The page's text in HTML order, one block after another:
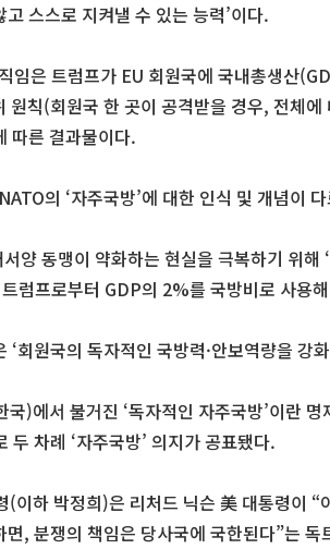
스스로 지켜낼 수 있는 능력’이다.
임은 트럼프가 EU 회원국에 국내총생산
원칙(회원국 한 곳이 공격받을 경우, 전체
따른 결과물이다.
의 ‘자주국방’에 대한 인식 및 개념이
서양 동맹이 약화하는 현실을 극복하기 위
럼프로부터 GDP의 2%를 국방비로 사용
‘회원국의 독자적인 국방력·안보역량을 강
국)에서 불거진 ‘독자적인 자주국방’이란
두 차례 ‘자주국방’ 의지가 공표됐다.
(이하 박정희)은 리처드 닉슨 美 대통령이 “
, 분쟁의 책임은 당사국에 국한된다”는